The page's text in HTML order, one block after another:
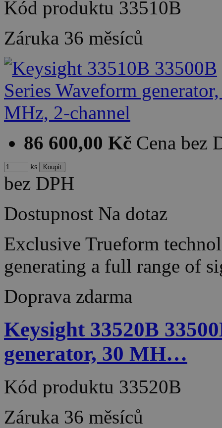
Kód produktu 33510B
Záruka 36 měsíců
86 600,00 Kč Cena bez
ks
bez DPH
Dostupnost Na dotaz
Exclusive Trueform
generating a full range of
Doprava zdarma
Keysight 33520B
generator, 30 MH…
Kód produktu 33520B
Záruka 36 měsíců